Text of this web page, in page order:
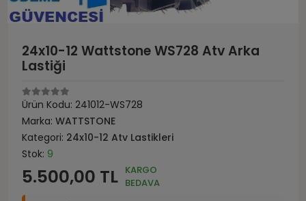
24x10-12 Wattstone WS728 Atv Arka
Lastiği
Ürün Kodu: 241012-WS728
Marka: WATTSTONE
Kategori: 24x10-12 Atv Lastikleri
Stok: 9
5.500,00 TL KARGO
BEDAVA